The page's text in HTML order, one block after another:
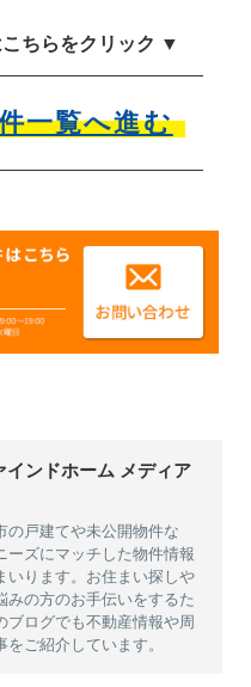
ちらをクリック ▼
一覧へ進む
インドホーム メディア
の戸建てや未公開物件な
ーズにマッチした物件情報
いります。お住まい探しや
みの方のお手伝いをするた
ブログでも不動産情報や周
ご紹介しています。